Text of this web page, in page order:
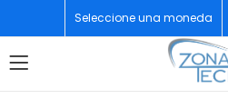
Seleccione una moneda